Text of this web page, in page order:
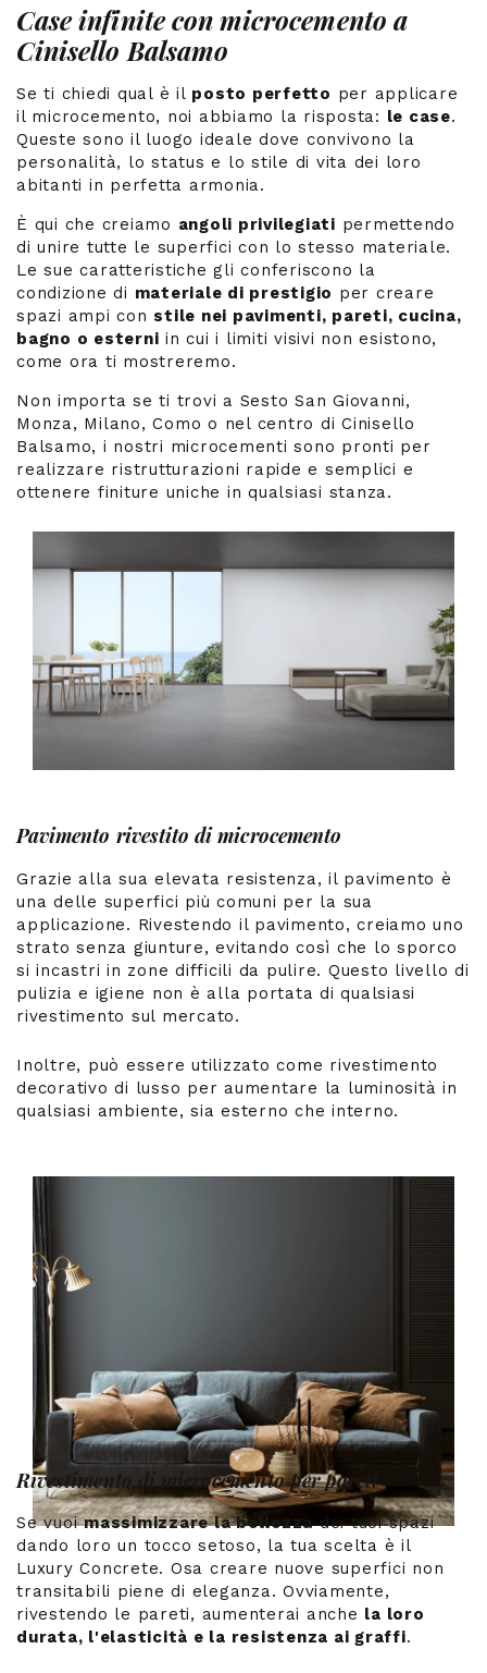
Case infinite con microcemento a
Cinisello Balsamo
Se ti chiedi qual è il posto perfetto per applicare
il microcemento, noi abbiamo la risposta: le case.
Queste sono il luogo ideale dove convivono la
personalità, lo status e lo stile di vita dei loro
abitanti in perfetta armonia.
È qui che creiamo angoli privilegiati permettendo
di unire tutte le superfici con lo stesso materiale.
Le sue caratteristiche gli conferiscono la
condizione di materiale di prestigio per creare
spazi ampi con stile nei pavimenti, pareti, cucina,
bagno o esterni in cui i limiti visivi non esistono,
come ora ti mostreremo.
Non importa se ti trovi a Sesto San Giovanni,
Monza, Milano, Como o nel centro di Cinisello
Balsamo, i nostri microcementi sono pronti per
realizzare ristrutturazioni rapide e semplici e
ottenere finiture uniche in qualsiasi stanza.
Pavimento rivestito di microcemento
Grazie alla sua elevata resistenza, il pavimento è
una delle superfici più comuni per la sua
applicazione. Rivestendo il pavimento, creiamo uno
strato senza giunture, evitando così che lo sporco
si incastri in zone difficili da pulire. Questo livello di
pulizia e igiene non è alla portata di qualsiasi
rivestimento sul mercato.
Inoltre, può essere utilizzato come rivestimento
decorativo di lusso per aumentare la luminosità in
qualsiasi ambiente, sia esterno che interno.
Rivestimento di microcemento per pareti
Se vuoimassimizzare la bellezzadei tuoi spazi
dando loro un tocco setoso, la tua scelta è il
Luxury Concrete. Osa creare nuove superfici non
transitabili piene di eleganza. Ovviamente,
rivestendo le pareti, aumenterai anche la loro
durata, l'elasticità e la resistenza ai graffi.